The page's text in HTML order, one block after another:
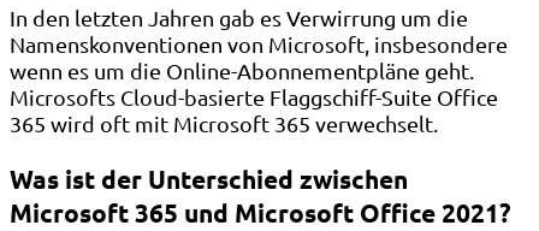
In den letzten Jahren gab es Verwirrung um die
Namenskonventionen von Microsoft, insbesondere
wenn es um die Online-Abonnementpläne geht.
Microsofts Cloud-basierte Flaggschiff-Suite Office
365 wird oft mit Microsoft 365 verwechselt.
Was ist der Unterschied zwischen
Microsoft 365 und Microsoft Office 2021?